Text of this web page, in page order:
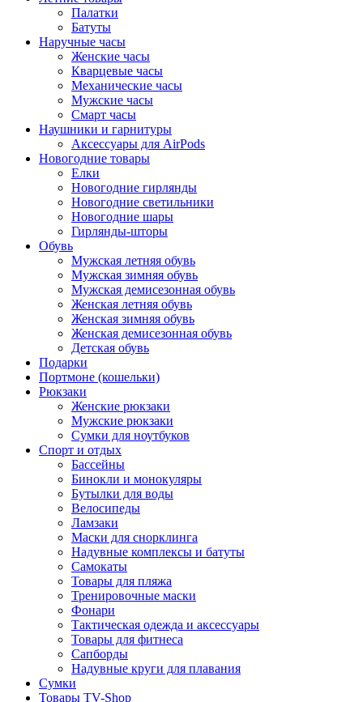
Палатки
Батуты
Наручные часы
Женские часы
Кварцевые часы
Механические часы
Мужские часы
Смарт часы
Наушники и гарнитуры
Аксессуары для AirPods
Новогодние товары
Елки
Новогодние гирлянды
Новогодние светильники
Новогодние шары
Гирлянды-шторы
Обувь
Мужская летняя обувь
Мужская зимняя обувь
Мужская демисезонная обувь
Женская летняя обувь
Женская зимняя обувь
Женская демисезонная обувь
Детская обувь
Подарки
Портмоне (кошельки)
Рюкзаки
Женские рюкзаки
Мужские рюкзаки
Сумки для ноутбуков
Спорт и отдых
Бассейны
Бинокли и монокуляры
Бутылки для воды
Велосипеды
Ламзаки
Маски для снорклинга
Надувные комплексы и батуты
Самокаты
Товары для пляжа
Тренировочные маски
Фонари
Тактическая одежда и аксессуары
Товары для фитнеса
Сапборды
Надувные круги для плавания
Сумки
Товары TV-Shop